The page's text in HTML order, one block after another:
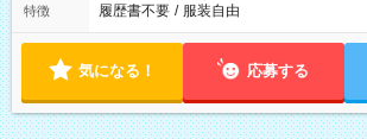
特徴 履歴書不要 / 服装自由
気になる！ 応募する